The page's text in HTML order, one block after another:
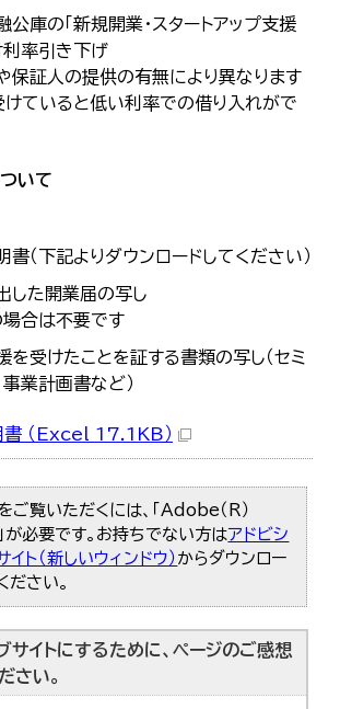
公庫の「新規開業・スタートアップ支援
利率引き下げ
保証人の提供の有無により異なります
けていると低い利率での借り入れがで
いて
（下記よりダウンロードしてください）
した開業届の写し
場合は不要です
を受けたことを証する書類の写し（セミ
業計画書など）
書 （Excel 17.1KB）
ご覧いただくには、「Adobe（R）
が必要です。お持ちでない方はアドビシ
ト（新しいウィンドウ） からダウンロー
ださい。
サイトにするために、ページのご感想
さい。